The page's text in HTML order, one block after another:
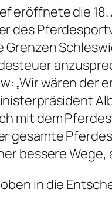
eröffnete die
des
Grenzen
„Wir wären
mit dem
gesamte
bessere Wege,
in die